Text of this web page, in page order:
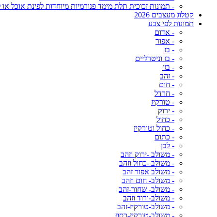
- תמונות זכוכית תלת מימד פנורמיות מיוחדות לפינת אוכל או
קטלוג מעצבים 2026
תמונות לפי צבע
- אדום
- אפור
- בז
- בז וניטרליים
- בז׳
- זהב
- חום
- חרדל
- טורקיז
- ירוק
- כחול
- כחול וטורקיז
- כתום
- לבן
- משולב -ירוק וזהב
- משולב -כחול וזהב
- משולב אפור זהב
- משולב- חום וזהב
- משולב- שחור-זהב
- משולב-ורוד וזהב
- משולב-טורקיז-זהב
- משולב-טורקיז-כסף